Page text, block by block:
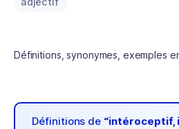
Définitions, synonymes, exemples
Définitions de “intéroceptif,